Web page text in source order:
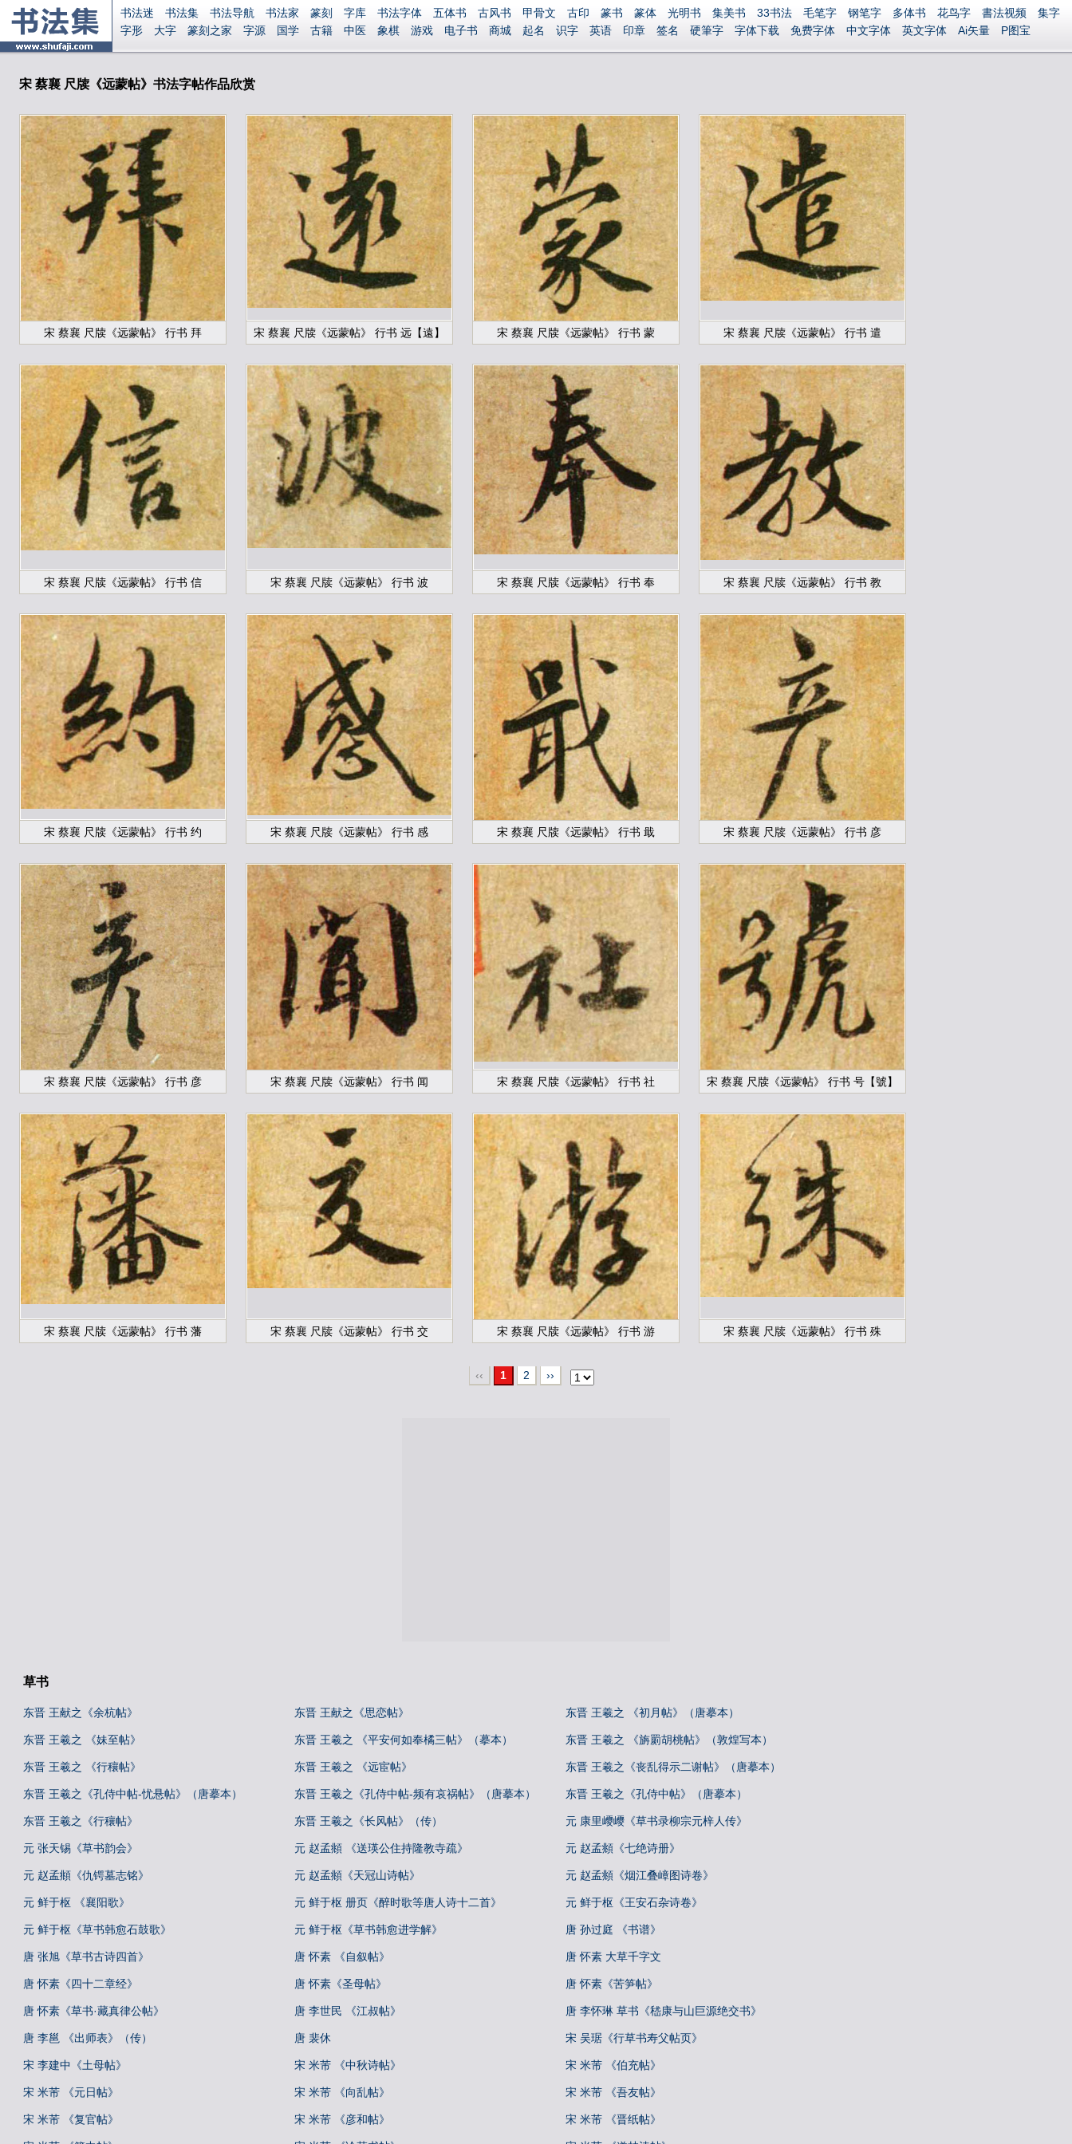
书法迷 书法集 书法导航 书法家 篆刻 字库 书法字体 五体书 古风书 甲骨文 古印 篆书 篆体 光明书 集美书 33书法 毛笔字 钢笔字 多体书 花鸟字 書法视频
集字
字形
大字 篆刻之家 字源 国学 古籍 中医 象棋 游戏 电子书 商城 起名 识字 英语 印章 签名 硬筆字 字体下载 免费字体 中文字体 英文字体 Ai矢量
P图宝
宋 蔡襄 尺牍《远蒙帖》书法字帖作品欣赏
宋 蔡襄 尺牍《远蒙帖》 行书 拜 宋 蔡襄 尺牍《远蒙帖》 行书 远【遠】 宋 蔡襄 尺牍《远蒙帖》 行书 蒙 宋 蔡襄 尺牍《远蒙帖》 行书 遣
宋 蔡襄 尺牍《远蒙帖》 行书 信 宋 蔡襄 尺牍《远蒙帖》 行书 波 宋 蔡襄 尺牍《远蒙帖》 行书 奉 宋 蔡襄 尺牍《远蒙帖》 行书 教
宋 蔡襄 尺牍《远蒙帖》 行书 约 宋 蔡襄 尺牍《远蒙帖》 行书 感 宋 蔡襄 尺牍《远蒙帖》 行书 戢 宋 蔡襄 尺牍《远蒙帖》 行书 彦
宋 蔡襄 尺牍《远蒙帖》 行书 彦 宋 蔡襄 尺牍《远蒙帖》 行书 闻 宋 蔡襄 尺牍《远蒙帖》 行书 社 宋 蔡襄 尺牍《远蒙帖》 行书 号【號】
宋 蔡襄 尺牍《远蒙帖》 行书 藩 宋 蔡襄 尺牍《远蒙帖》 行书 交 宋 蔡襄 尺牍《远蒙帖》 行书 游 宋 蔡襄 尺牍《远蒙帖》 行书 殊
‹‹ 1 2 ››
草书
东晋 王献之《余杭帖》 东晋 王献之《思恋帖》 东晋 王羲之 《初月帖》（唐摹本）
东晋 王羲之 《妹至帖》 东晋 王羲之 《平安何如奉橘三帖》（摹本） 东晋 王羲之 《旃罽胡桃帖》（敦煌写本）
东晋 王羲之 《行穰帖》 东晋 王羲之 《远宦帖》 东晋 王羲之《丧乱得示二谢帖》（唐摹本）
东晋 王羲之《孔侍中帖-忧悬帖》（唐摹本） 东晋 王羲之《孔侍中帖-频有哀祸帖》（唐摹本） 东晋 王羲之《孔侍中帖》（唐摹本）
东晋 王羲之《行穰帖》 东晋 王羲之《长风帖》（传） 元 康里巎巎《草书录柳宗元梓人传》
元 张天锡《草书韵会》 元 赵孟頫 《送瑛公住持隆教寺疏》 元 赵孟頫《七绝诗册》
元 赵孟頫《仇锷墓志铭》 元 赵孟頫《天冠山诗帖》 元 赵孟頫《烟江叠嶂图诗卷》
元 鲜于枢 《襄阳歌》 元 鲜于枢 册页《醉时歌等唐人诗十二首》 元 鲜于枢《王安石杂诗卷》
元 鲜于枢《草书韩愈石鼓歌》 元 鲜于枢《草书韩愈进学解》 唐 孙过庭 《书谱》
唐 张旭《草书古诗四首》 唐 怀素 《自叙帖》 唐 怀素 大草千字文
唐 怀素《四十二章经》 唐 怀素《圣母帖》 唐 怀素《苦笋帖》
唐 怀素《草书·藏真律公帖》 唐 李世民 《江叔帖》 唐 李怀琳 草书《嵇康与山巨源绝交书》
唐 李邕 《出师表》（传） 唐 裴休 宋 吴琚《行草书寿父帖页》
宋 李建中《土母帖》 宋 米芾 《中秋诗帖》 宋 米芾 《伯充帖》
宋 米芾 《元日帖》 宋 米芾 《向乱帖》 宋 米芾 《吾友帖》
宋 米芾 《复官帖》 宋 米芾 《彦和帖》 宋 米芾 《晋纸帖》